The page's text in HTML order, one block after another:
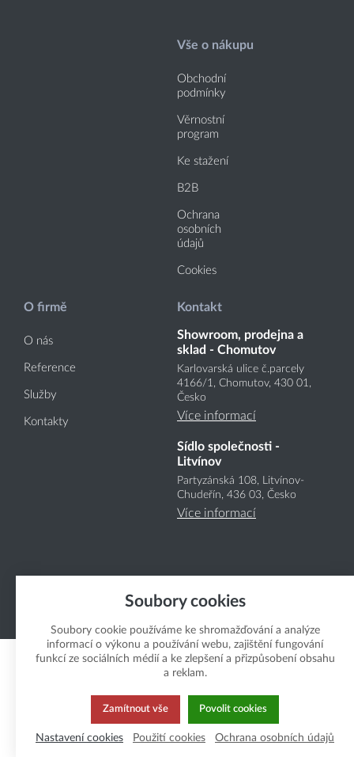
Vše o nákupu
Obchodní
podmínky
Věrnostní
program
Ke stažení
B2B
Ochrana
osobních
údajů
Cookies
O firmě
O nás
Reference
Služby
Kontakty
Kontakt
Showroom, prodejna a
sklad - Chomutov
Karlovarská ulice č.parcely
4166/1, Chomutov, 430 01,
Česko
Více informací
Sídlo společnosti -
Litvínov
Partyzánská 108, Litvínov-
Chudeřín, 436 03, Česko
Více informací
Soubory cookies
Soubory cookie používáme ke shromažďování a analýze
informací o výkonu a používání webu, zajištění fungování
funkcí ze sociálních médií a ke zlepšení a přizpůsobení obsahu
a reklam.
Zamítnout vše Povolit cookies
Nastavení cookies Použití cookies Ochrana osobních údajů